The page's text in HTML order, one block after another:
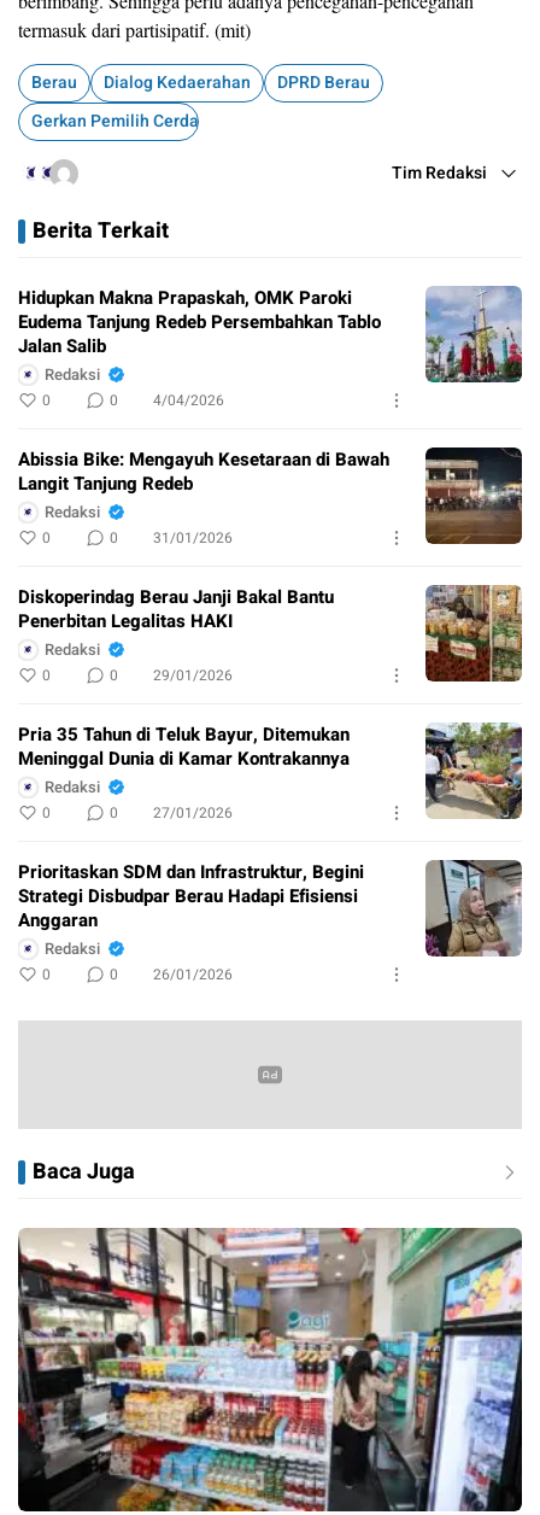
termasuk dari partisipatif. (mit)
Berau Dialog Kedaerahan
DPRD Berau
Gerkan Pemilih Cerdas
Tim Redaksi
Berita Terkait
Hidupkan Makna Prapaskah, OMK Paroki
Eudema Tanjung Redeb Persembahkan Tablo
Jalan Salib
Redaksi
0 0 4/04/2026
Abissia Bike: Mengayuh Kesetaraan di Bawah
Langit Tanjung Redeb
Redaksi
0 0 31/01/2026
Diskoperindag Berau Janji Bakal Bantu
Penerbitan Legalitas HAKI
Redaksi
0 0 29/01/2026
Pria 35 Tahun di Teluk Bayur, Ditemukan
Meninggal Dunia di Kamar Kontrakannya
Redaksi
0 0 27/01/2026
Prioritaskan SDM dan Infrastruktur, Begini
Strategi Disbudpar Berau Hadapi Efisiensi
Anggaran
Redaksi
0 0 26/01/2026
Baca Juga